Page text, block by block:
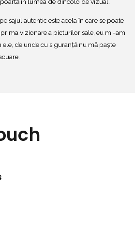
autentic este acela în care se poate
vizionare a picturilor sale, eu mi-am
ele, de unde cu siguranță nu mă paște